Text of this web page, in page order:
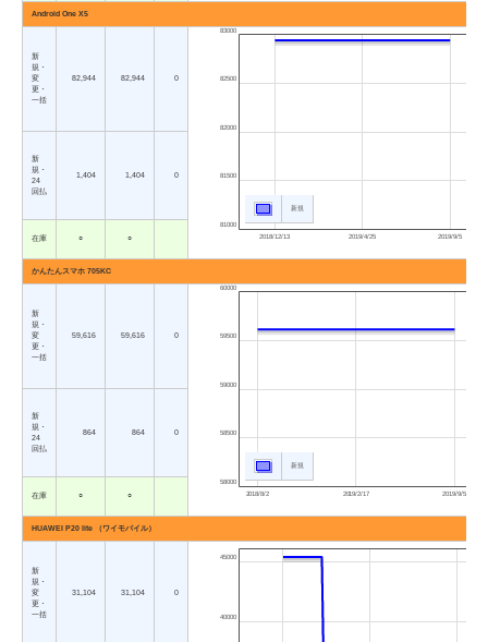
Android One X5
新
規・
変
更・
一括
82,944 82,944 0
2018/12/13 2019/4/25 2019/9/5
81000
81500
82000
82500
83000
新規
新
規・
24
回払
1,404 1,404 0
在庫 ○ ○
かんたんスマホ 705KC
新
規・
変
更・
一括
59,616 59,616 0
2018/8/2 2019/2/17 2019/9/5
58000
58500
59000
59500
60000
新規
新
規・
24
回払
864 864 0
在庫 ○ ○
HUAWEI P20 lite （ワイモバイル）
新
規・
変
更・
一括
31,104 31,104 0
40000
45000